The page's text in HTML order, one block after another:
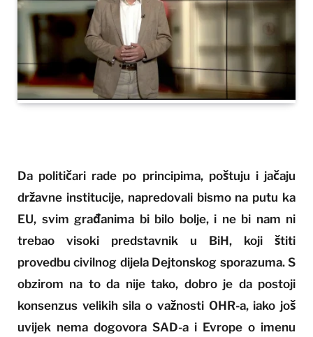
Da političari rade po principima, poštuju i jačaju
državne institucije, napredovali bismo na putu ka
EU, svim građanima bi bilo bolje, i ne bi nam ni
trebao visoki predstavnik u BiH, koji štiti
provedbu civilnog dijela Dejtonskog sporazuma. S
obzirom na to da nije tako, dobro je da postoji
konsenzus velikih sila o važnosti OHR-a, iako još
uvijek nema dogovora SAD-a i Evrope o imenu